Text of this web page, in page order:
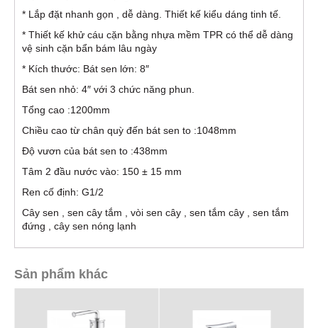
* Lắp đặt nhanh gọn , dễ dàng. Thiết kế kiểu dáng tinh tế.
* Thiết kế khử cáu cặn bằng nhựa mềm TPR có thể dễ dàng
vệ sinh cặn bẩn bám lâu ngày
* Kích thước: Bát sen lớn: 8″
Bát sen nhỏ: 4″ với 3 chức năng phun.
Tổng cao :1200mm
Chiều cao từ chân quỳ đến bát sen to :1048mm
Độ vươn của bát sen to :438mm
Tâm 2 đầu nước vào: 150 ± 15 mm
Ren cố định: G1/2
Cây sen , sen cây tắm , vòi sen cây , sen tắm cây , sen tắm
đứng , cây sen nóng lạnh
Sản phẩm khác